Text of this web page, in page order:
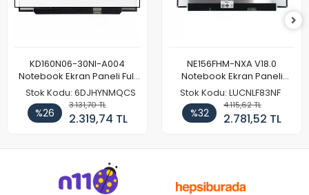
KD160N06-30NI-A004
Notebook Ekran Paneli Full
HD
Stok Kodu: 6DJHYNMQCS
%26
3.131,70 TL
2.319,74 TL
NE156FHM-NXA V18.0
Notebook Ekran Paneli
144Hz
Stok Kodu: LUCNLF83NF
%32
4.115,62 TL
2.781,52 TL